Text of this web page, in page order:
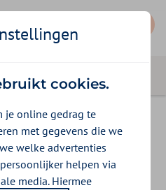
in
cookies.
je online gedrag te
met gegevens die we
welke advertenties
helpen via
media. Hiermee